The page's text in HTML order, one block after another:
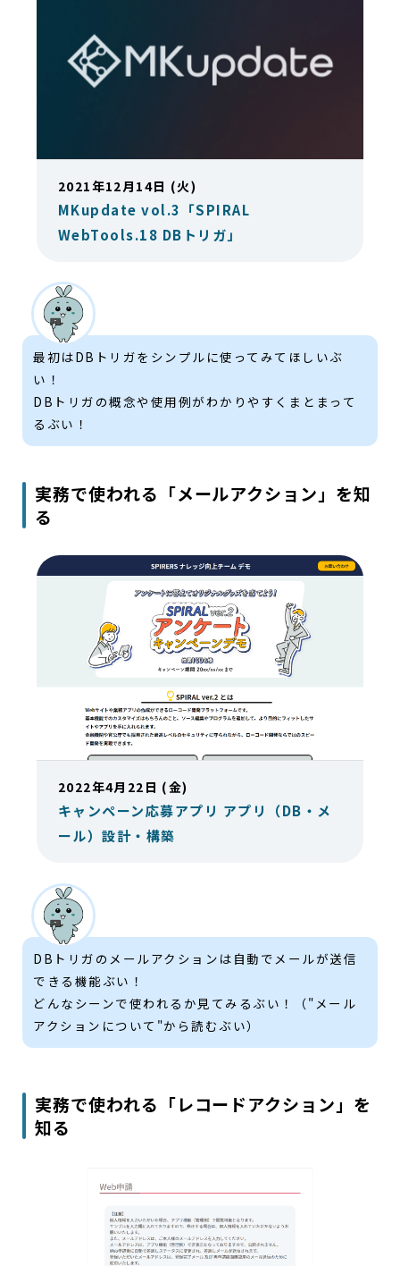
2021年12月14日 (火)
MKupdate vol.3「SPIRAL
WebTools.18 DBトリガ」
最初はDBトリガをシンプルに使ってみてほしいぶ
い！
DBトリガの概念や使用例がわかりやすくまとまって
るぶい！
実務で使われる「メールアクション」を知
る
2022年4月22日 (金)
キャンペーン応募アプリ アプリ（DB・メ
ール）設計・構築
DBトリガのメールアクションは自動でメールが送信
できる機能ぶい！
どんなシーンで使われるか見てみるぶい！（"メール
アクションについて"から読むぶい）
実務で使われる「レコードアクション」を
知る